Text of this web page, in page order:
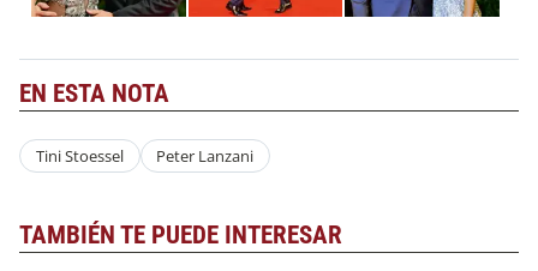
EN ESTA NOTA
Tini Stoessel Peter Lanzani
TAMBIÉN TE PUEDE INTERESAR